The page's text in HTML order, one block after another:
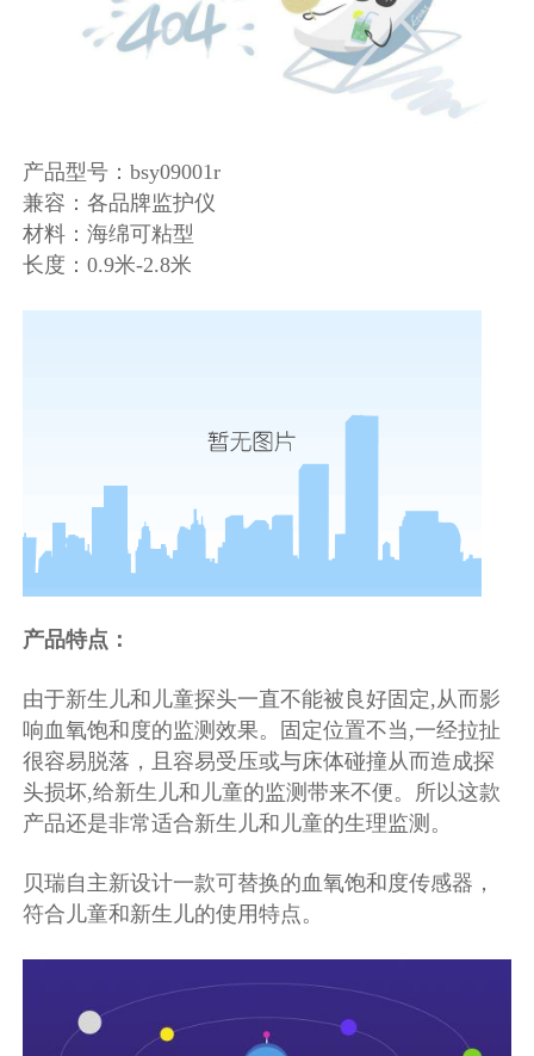
产品型号：bsy09001r
兼容：各品牌监护仪
材料：海绵可粘型
长度：0.9米-2.8米
产品特点：
由于新生儿和儿童探头一直不能被良好固定,从而影
响血氧饱和度的监测效果。固定位置不当,一经拉扯
很容易脱落，且容易受压或与床体碰撞从而造成探
头损坏,给新生儿和儿童的监测带来不便。所以这款
产品还是非常适合新生儿和儿童的生理监测。
贝瑞自主新设计一款可替换的血氧饱和度传感器，
符合儿童和新生儿的使用特点。